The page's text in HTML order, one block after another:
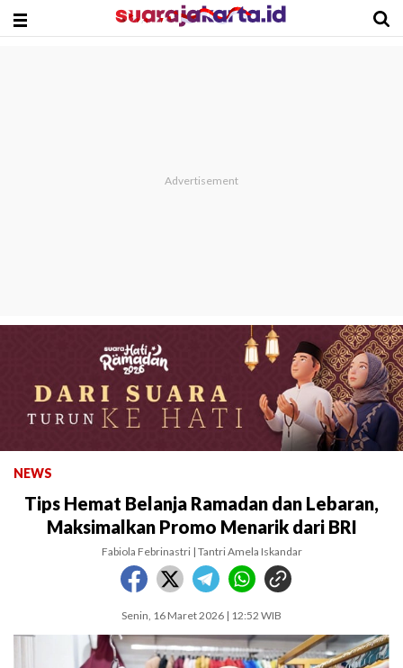
NEWS
Tips Hemat Belanja Ramadan dan Lebaran,
Maksimalkan Promo Menarik dari BRI
Fabiola Febrinastri | Tantri Amela Iskandar
Senin, 16 Maret 2026 | 12:52 WIB